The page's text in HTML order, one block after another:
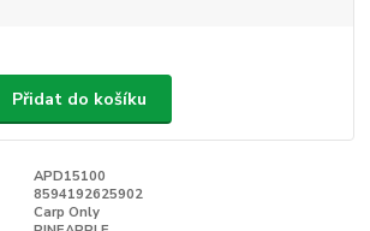
Přidat do košíku
APD15100
8594192625902
Carp Only